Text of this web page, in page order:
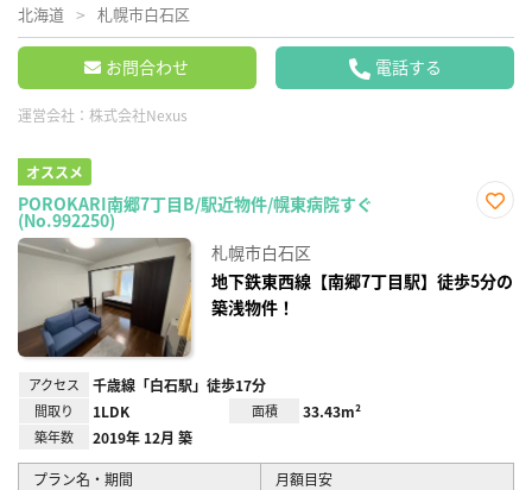
北海道 札幌市白石区
お問合わせ 電話する
運営会社： 株式会社Nexus
オススメ
POROKARI南郷7丁目B/駅近物件/幌東病院すぐ
(No.992250)
録
札幌市白石区
地下鉄東西線【南郷7丁目駅】徒歩5分の
築浅物件！
アクセス 千歳線「白石駅」徒歩17分
間取り 1LDK 面積 33.43m²
築年数 2019年 12月 築
プラン名・期間
月額目安